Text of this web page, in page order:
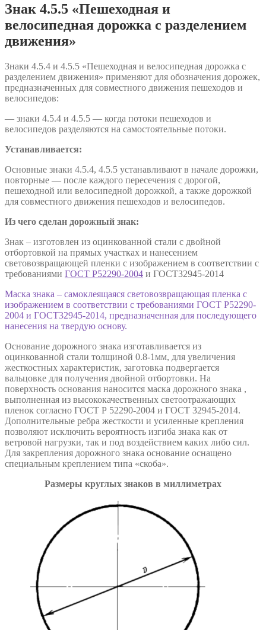
Знак 4.5.5 «Пешеходная и
велосипедная дорожка с разделением
движения»
Знаки 4.5.4 и 4.5.5 «Пешеходная и велосипедная дорожка с
разделением движения» применяют для обозначения дорожек,
предназначенных для совместного движения пешеходов и
велосипедов:
— знаки 4.5.4 и 4.5.5 — когда потоки пешеходов и
велосипедов разделяются на самостоятельные потоки.
Устанавливается:
Основные знаки 4.5.4, 4.5.5 устанавливают в начале дорожки,
повторные — после каждого пересечения с дорогой,
пешеходной или велосипедной дорожкой, а также дорожкой
для совместного движения пешеходов и велосипедов.
Из чего сделан дорожный знак:
Знак – изготовлен из оцинкованной стали с двойной
отбортовкой на прямых участках и нанесением
световозвращающей пленки с изображением в соответствии с
требованиями ГОСТ Р52290-2004 и ГОСТ32945-2014
Маска знака – самоклеящаяся световозвращающая пленка с
изображением в соответствии с требованиями ГОСТ Р52290-
2004 и ГОСТ32945-2014, предназначенная для последующего
нанесения на твердую основу.
Основание дорожного знака изготавливается из
оцинкованной стали толщиной 0.8-1мм, для увеличения
жесткостных характеристик, заготовка подвергается
вальцовке для получения двойной отбортовки. На
поверхность основания наносится маска дорожного знака ,
выполненная из высококачественных светоотражающих
пленок согласно ГОСТ Р 52290-2004 и ГОСТ 32945-2014.
Дополнительные ребра жесткости и усиленные крепления
позволяют исключить вероятность изгиба знака как от
ветровой нагрузки, так и под воздействием каких либо сил.
Для закрепления дорожного знака основание оснащено
специальным креплением типа «скоба».
Размеры круглых знаков в миллиметрах